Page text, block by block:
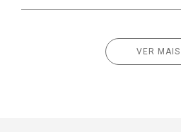
VER MAIS